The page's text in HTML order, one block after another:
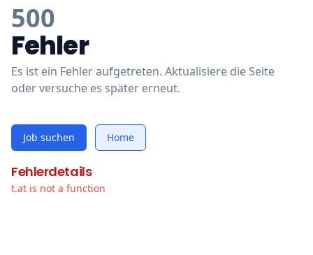
500
Fehler
Es ist ein Fehler aufgetreten. Aktualisiere die Seite
oder versuche es später erneut.
Job suchen Home
Fehlerdetails
t.at is not a function